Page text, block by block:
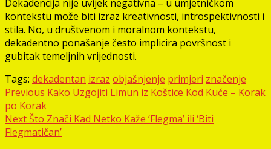
Dekadencija nije uvijek negativna – u umjetničkom
kontekstu može biti izraz kreativnosti, introspektivnosti i
stila. No, u društvenom i moralnom kontekstu,
dekadentno ponašanje često implicira površnost i
gubitak temeljnih vrijednosti.
Tags: dekadentan izraz objašnjenje primjeri značenje
Post
navigation
Previous Kako Uzgojiti Limun iz Koštice Kod Kuće – Korak
po Korak
Next Što Znači Kad Netko Kaže ‘Flegma’ ili ‘Biti
Flegmatičan’